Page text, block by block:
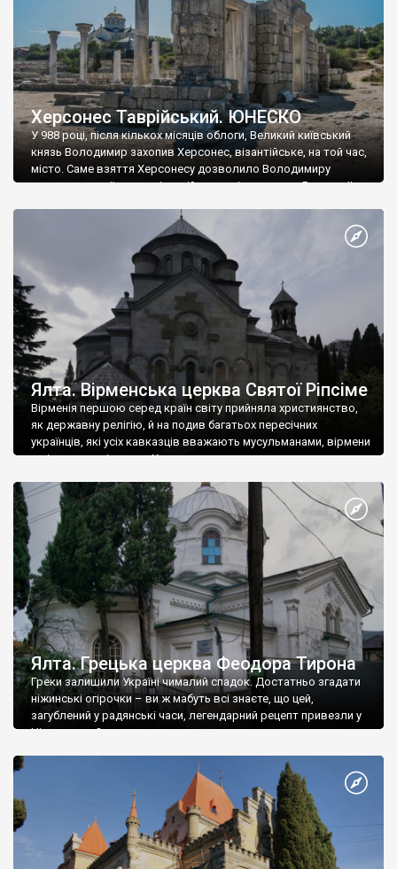
Херсонес Таврійський. ЮНЕСКО
У 988 році, після кількох місяців облоги, Великий київський
князь Володимир захопив Херсонес, візантійське, на той час,
місто. Саме взяття Херсонесу дозволило Володимиру
диктувати свої умови візантійському імператору Василю ІІ, та
Херсонесі Володимир-язичник, став Василем-християнином.
А потім було Хрещення Русі. На честь Херсонесу Таврійського
Ялта. Вірменська церква Святої Ріпсіме
Вірменія першою серед країн світу прийняла християнство,
як державну релігію, й на подив багатьох пересічних
українців, які усіх кавказців вважають мусульманами, вірмени
є відданими вірянами Христа
Ялта. Грецька церква Феодора Тирона
Греки залишили Україні чималий спадок. Достатньо згадати
ніжинські огірочки – ви ж мабуть всі знаєте, що цей,
загублений у радянські часи, легендарний рецепт привезли у
Ніжин греки?